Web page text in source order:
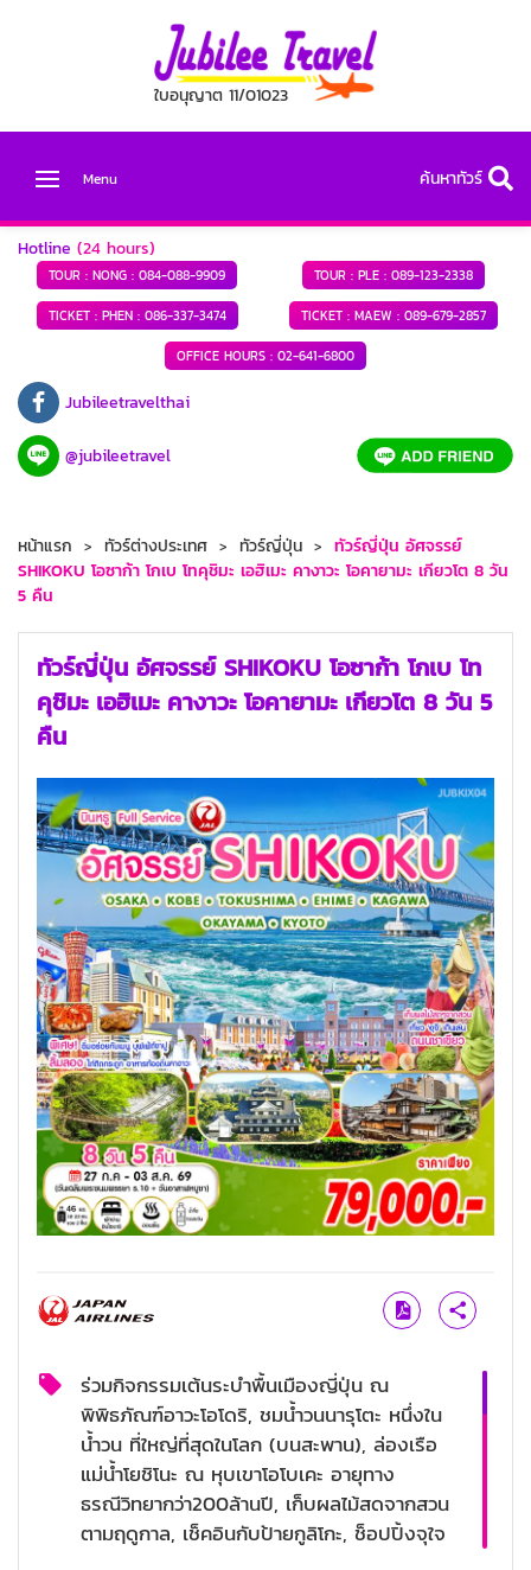
ใบอนุญาต 11/01023
Menu ค้นหาทัวร์
Hotline (24 hours)
TOUR : NONG : 084-088-9909 TOUR : PLE : 089-123-2338
TICKET : PHEN :086-337-3474 TICKET : MAEW : 089-679-2857
OFFICE HOURS : 02-641-6800
Jubileetravelthai
@jubileetravel
หน้าแรก ทัวร์ต่างประเทศ ทัวร์ญี่ปุ่น
ทัวร์ญี่ปุ่น อัศจรรย์
SHIKOKU โอซาก้า โกเบ โทคุชิมะ เอฮิเมะ คางาวะ โอคายามะ เกียวโต 8 วัน
5 คืน
ทัวร์ญี่ปุ่น อัศจรรย์ SHIKOKU โอซาก้า โกเบ โท
คุชิมะ เอฮิเมะ คางาวะ โอคายามะ เกียวโต 8 วัน 5
คืน
ร่วมกิจกรรมเต้นระบำพื้นเมืองญี่ปุ่น ณ
พิพิธภัณฑ์อาวะโอโดริ, ชมน้ำวนนารุโตะ หนึ่งใน
น้ำวน ที่ใหญ่ที่สุดในโลก (บนสะพาน), ล่องเรือ
แม่น้ำโยชิโนะ ณ หุบเขาโอโบเคะ อายุทาง
ธรณีวิทยากว่า200ล้านปี, เก็บผลไม้สดจากสวน
ตามฤดูกาล, เช็คอินกับป้ายกูลิโกะ, ช็อปปิ้งจุใจ